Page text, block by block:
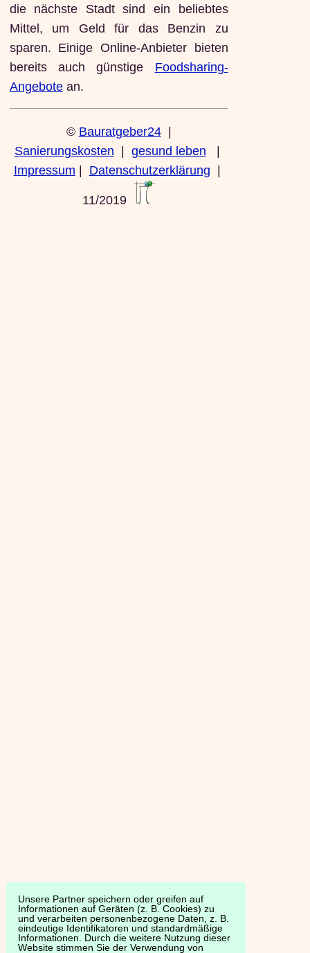
Unsere Partner speichern oder greifen auf
Informationen auf Geräten (z. B. Cookies) zu
und verarbeiten personenbezogene Daten, z. B.
eindeutige Identifikatoren und standardmäßige
Informationen. Durch die weitere Nutzung dieser
Website stimmen Sie der Verwendung von
die nächste Stadt sind ein beliebtes
Mittel, um Geld für das Benzin zu
sparen. Einige Online-Anbieter bieten
bereits auch günstige Foodsharing-
Angebotean.
© Bauratgeber24|
Sanierungskosten
gesund leben
Impressum
Datenschutzerklärung
11/2019